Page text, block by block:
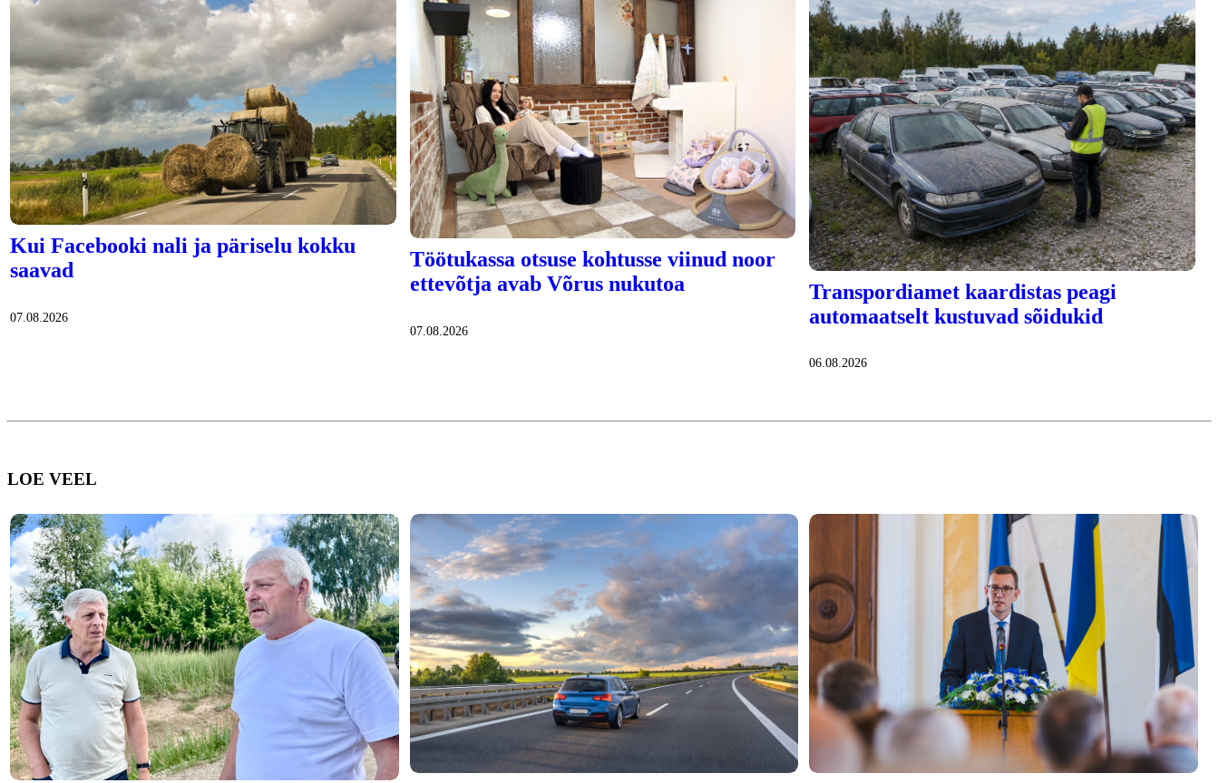
Kui Facebooki nali ja päriselu kokku
saavad
07.08.2026
Töötukassa otsuse kohtusse viinud noor
ettevõtja avab Võrus nukutoa
07.08.2026
Transpordiamet kaardistas peagi
automaatselt kustuvad sõidukid
06.08.2026
LOE VEEL